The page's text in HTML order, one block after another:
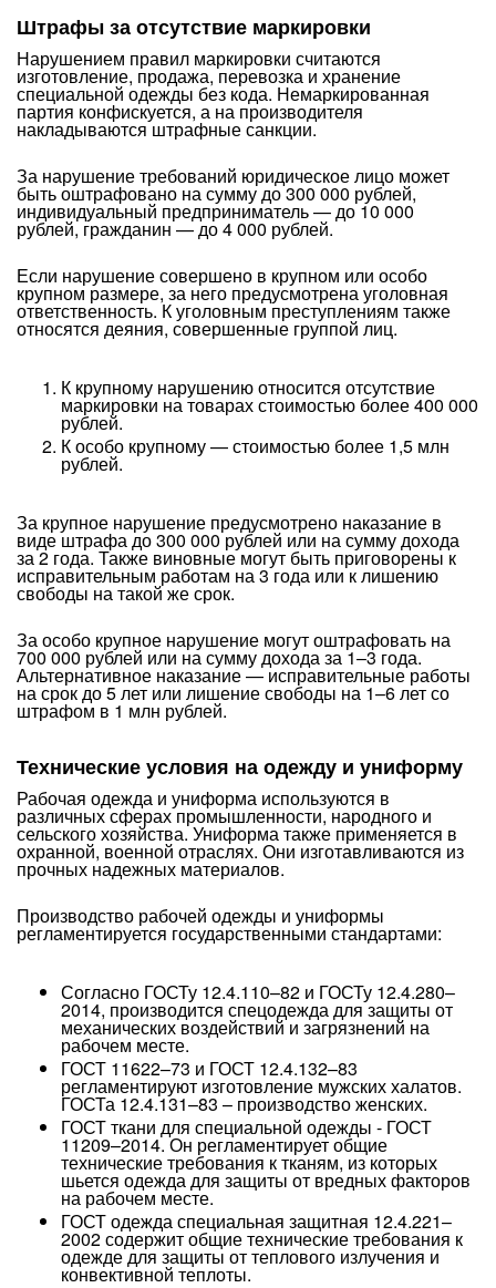
Штрафы за отсутствие маркировки
Нарушением правил маркировки считаются
изготовление, продажа, перевозка и хранение
специальной одежды без кода. Немаркированная
партия конфискуется, а на производителя
накладываются штрафные санкции.
За нарушение требований юридическое лицо может
быть оштрафовано на сумму до 300 000 рублей,
индивидуальный предприниматель — до 10 000
рублей, гражданин — до 4 000 рублей.
Если нарушение совершено в крупном или особо
крупном размере, за него предусмотрена уголовная
ответственность. К уголовным преступлениям также
относятся деяния, совершенные группой лиц.
К крупному нарушению относится отсутствие
маркировки на товарах стоимостью более 400 000
рублей.
К особо крупному — стоимостью более 1,5 млн
рублей.
За крупное нарушение предусмотрено наказание в
виде штрафа до 300 000 рублей или на сумму дохода
за 2 года. Также виновные могут быть приговорены к
исправительным работам на 3 года или к лишению
свободы на такой же срок.
За особо крупное нарушение могут оштрафовать на
700 000 рублей или на сумму дохода за 1–3 года.
Альтернативное наказание — исправительные работы
на срок до 5 лет или лишение свободы на 1–6 лет со
штрафом в 1 млн рублей.
Технические условия на одежду и униформу
Рабочая одежда и униформа используются в
различных сферах промышленности, народного и
сельского хозяйства. Униформа также применяется в
охранной, военной отраслях. Они изготавливаются из
прочных надежных материалов.
Производство рабочей одежды и униформы
регламентируется государственными стандартами:
Согласно ГОСТу 12.4.110–82 и ГОСТу 12.4.280–
2014, производится спецодежда для защиты от
механических воздействий и загрязнений на
рабочем месте.
ГОСТ 11622–73 и ГОСТ 12.4.132–83
регламентируют изготовление мужских халатов.
ГОСТа 12.4.131–83 – производство женских.
ГОСТ ткани для специальной одежды - ГОСТ
11209–2014. Он регламентирует общие
технические требования к тканям, из которых
шьется одежда для защиты от вредных факторов
на рабочем месте.
ГОСТ одежда специальная защитная 12.4.221–
2002 содержит общие технические требования к
одежде для защиты от теплового излучения и
конвективной теплоты.